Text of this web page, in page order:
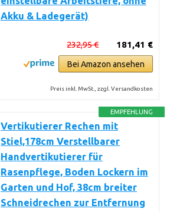
Akku & Ladegerät)
181,41 €
232,95 €
Bei Amazon ansehen
Preis inkl. MwSt., zzgl. Versandkosten
EMPFEHLUNG
Vertikutierer Rechen mit
Stiel,178cm Verstellbarer
Handvertikutierer für
Rasenpflege, Boden Lockern im
Garten und Hof, 38cm breiter
Schneidrechen zur Entfernung